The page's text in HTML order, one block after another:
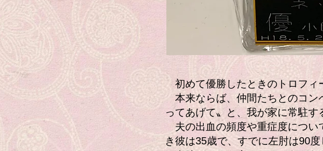
初めて優勝したときのトロフィ
本来ならば、仲間たちとのコン
ってあげて〟と、我が家に常駐
夫の出血の頻度や重症度につい
き彼は35歳で、すでに左肘は90